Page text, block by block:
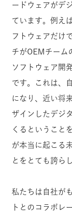
ードウェアがデ
ています。例え
フトウェアだけ
チがOEMチーム
ソフトウェア開
です。これは、
になり、近い将
ザインしたデジ
くるということ
が本当に起こる
とをとても誇ら
私たちは自社が
トとのコラボレ